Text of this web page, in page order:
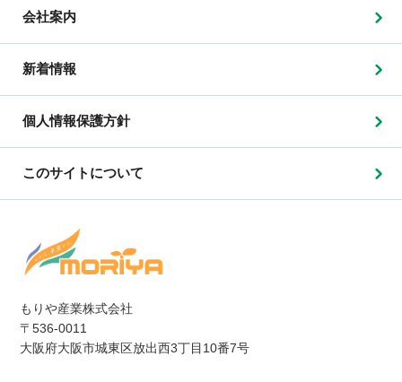
もりや産業株式会社
〒536-0011
大阪府大阪市城東区放出西3丁目10番7号
会社案内
新着情報
個人情報保護方針
このサイトについて